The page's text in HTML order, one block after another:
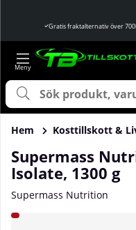
Gratis fraktalternativ över
Hem Kosttillskott &
Supermass
Isolate, 1300 g
Supermass Nutrition
Produktbilder